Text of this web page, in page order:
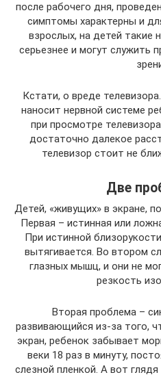
после рабочего дня,
симптомы характерны и
взрослых, на детей такие
серьезнее и могут служить
Кстати, о вреде
наносит нервной системе
при просмотре
достаточно далекое
телевизор стоит не
Две
Детей, «живущих» в экране,
Первая – истинная или
При истинной
вытягивается. Во втором
глазных мышц, и они не
резкость
Вторая проблема –
развивающийся из-за того,
экран, ребенок забывает
веки 18 раз в минуту,
слезной пленкой. А вот